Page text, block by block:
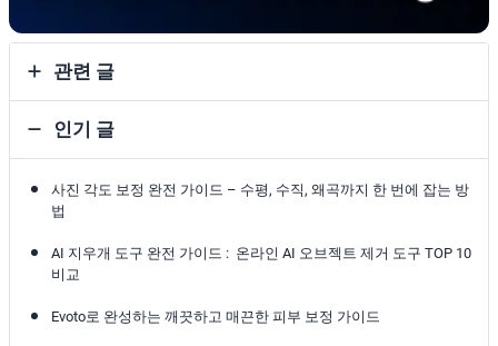
관련 글
인기 글
사진 각도 보정 완전 가이드 – 수평, 수직, 왜곡까지 한 번에 잡는 방
법
AI 지우개 도구 완전 가이드 : 온라인 AI 오브젝트 제거 도구 TOP 10
비교
Evoto로 완성하는 깨끗하고 매끈한 피부 보정 가이드